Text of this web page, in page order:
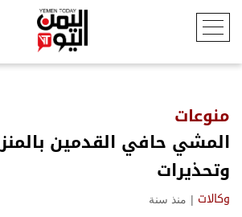
منوعات
المشي حافي القدمين
وتحذيرات
وكالات | منذ سنة